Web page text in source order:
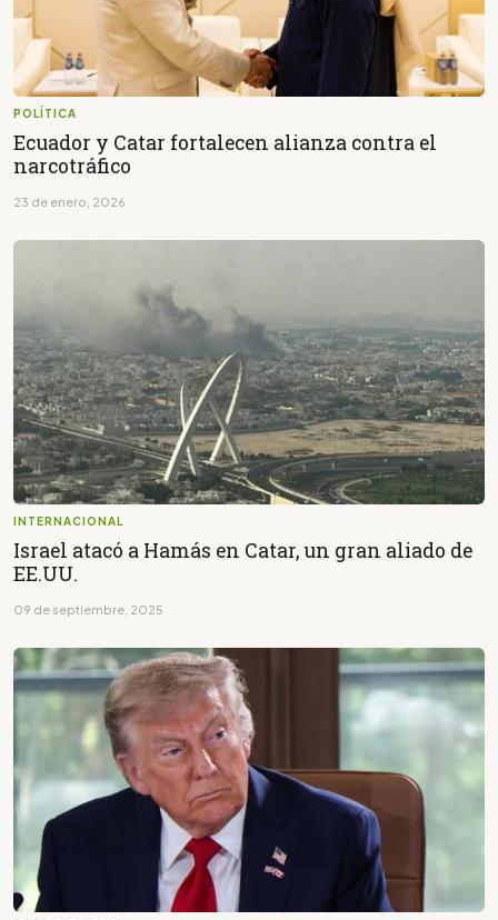
POLÍTICA
Ecuador y Catar fortalecen alianza contra el
narcotráfico
23 de enero, 2026
INTERNACIONAL
Israel atacó a Hamás en Catar, un gran aliado de
EE.UU.
09 de septiembre, 2025